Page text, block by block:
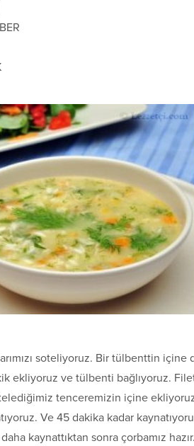
soteliyoruz. Bir tülbenttin içine
ve tülbenti bağlıyoruz.
tenceremizin içine
Ve 45 dakika kadar
kaynattıktan sonra çorbamız hazır.